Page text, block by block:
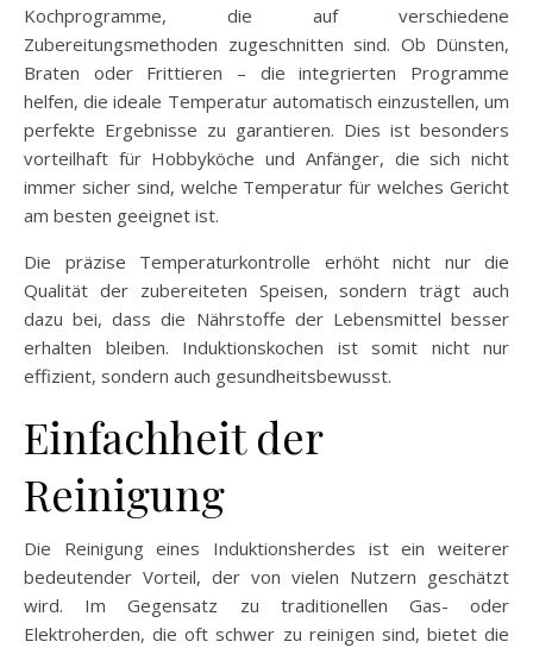
Kochprogramme, die auf verschiedene
Zubereitungsmethoden zugeschnitten sind. Ob Dünsten,
Braten oder Frittieren – die integrierten Programme
helfen, die ideale Temperatur automatisch einzustellen, um
perfekte Ergebnisse zu garantieren. Dies ist besonders
vorteilhaft für Hobbyköche und Anfänger, die sich nicht
immer sicher sind, welche Temperatur für welches Gericht
am besten geeignet ist.
Die präzise Temperaturkontrolle erhöht nicht nur die
Qualität der zubereiteten Speisen, sondern trägt auch
dazu bei, dass die Nährstoffe der Lebensmittel besser
erhalten bleiben. Induktionskochen ist somit nicht nur
effizient, sondern auch gesundheitsbewusst.
Einfachheit der
Reinigung
Die Reinigung eines Induktionsherdes ist ein weiterer
bedeutender Vorteil, der von vielen Nutzern geschätzt
wird. Im Gegensatz zu traditionellen Gas- oder
Elektroherden, die oft schwer zu reinigen sind, bietet die